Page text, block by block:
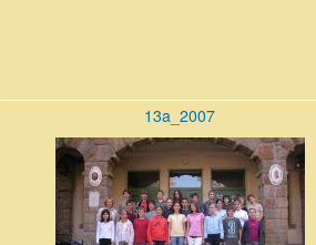
13a_2007
13a_200710_0.jpg